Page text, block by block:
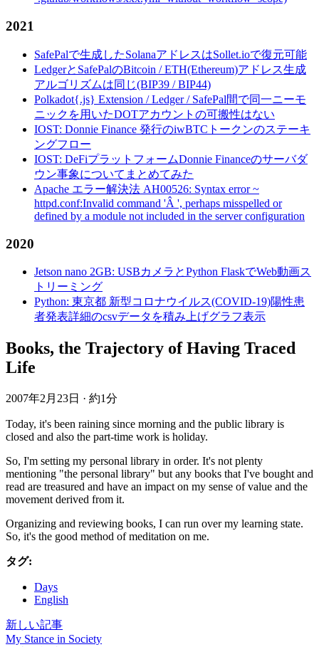
2021
SafePalで生成したSolanaアドレスはSollet.ioで復元可能
LedgerとSafePalのBitcoin / ETH(Ethereum)アドレス生成
アルゴリズムは同じ(BIP39 / BIP44)
Polkadot{.js} Extension / Ledger / SafePal間で同一ニーモ
ニックを用いたDOTアカウントの可搬性はない
IOST: Donnie Finance 発行のiwBTCトークンのステーキ
ングフロー
IOST: DeFiプラットフォームDonnie Financeのサーバダ
ウン事象についてまとめてみた
Apache エラー解決法 AH00526: Syntax error ~
httpd.conf:Invalid command 'Â ', perhaps misspelled or
defined by a module not included in the server configuration
2020
Jetson nano 2GB: USBカメラとPython FlaskでWeb動画ス
トリーミング
Python: 東京都 新型コロナウイルス(COVID-19)陽性患
者発表詳細のcsvデータを積み上げグラフ表示
Books, the Trajectory of Having Traced
Life
2007年2月23日 · 約1分
Today, it's been raining since morning and the public library is
closed and also the part-time work is holiday.
So, I'm setting my personal library in order. It's not plenty
mentioning "the personal library" but any books that I've bought and
read are treasured and have an impact on my sense of value and the
movement derived from it.
Organizing and reviewing books, I can run over my learning state.
So, it's the good method of meditation on me.
タグ:
Days
English
新しい記事
My Stance in Society